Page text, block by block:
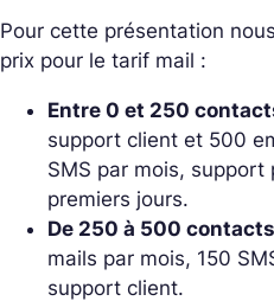
Pour cette présentation
prix pour le tarif mail :
Entre 0 et 250
support client et 500
SMS par mois, support
premiers jours.
De 250 à 500
mails par mois, 150
support client.